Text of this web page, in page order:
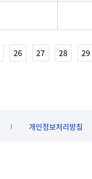
26 27 28 29
개인정보처리방침